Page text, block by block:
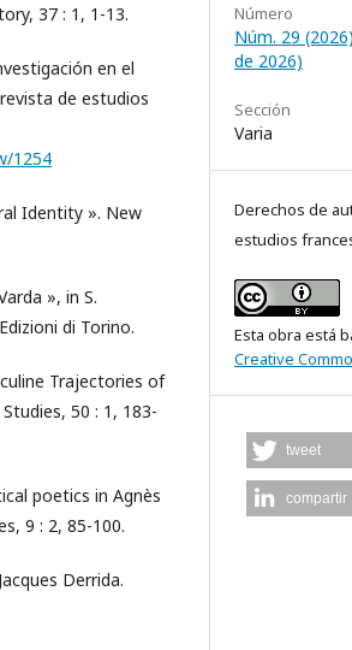
37 : 1, 1-13.
en el
de estudios
1254
Identity ». New
», in S.
di Torino.
Trajectories of
50 : 1, 183-
poetics in Agnès
9 : 2, 85-100.
Derrida.
Número
Núm. 29
de 2026)
Sección
Varia
Derechos de
estudios
Esta obra está
Creative
tweet
compartir